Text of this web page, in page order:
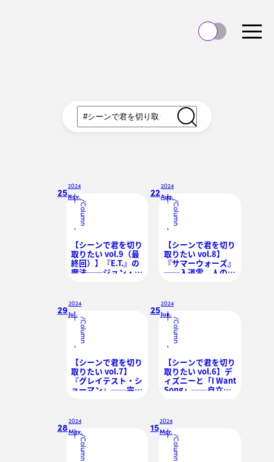
25
2024
Nov./
Column
【シーンで君を切り
取りたい vol.9（最
終回）】『E.T.』の
魔法──ジョン・ウ
22
2024
Aug./
Column
【シーンで君を切り
取りたい vol.8】
『サマーウォーズ』
──入道雲、人の
29
2024
Jul. /
Column
【シーンで君を切り
取りたい vol.7】
『グレイテスト・シ
ョーマン』──完璧
25
2024
Jun./
Column
【シーンで君を切り
取りたい vol.6】デ
ィズニーと「I Want
Song」──自立・
28
2024
May./
Column
15
2024
Mar./
Column